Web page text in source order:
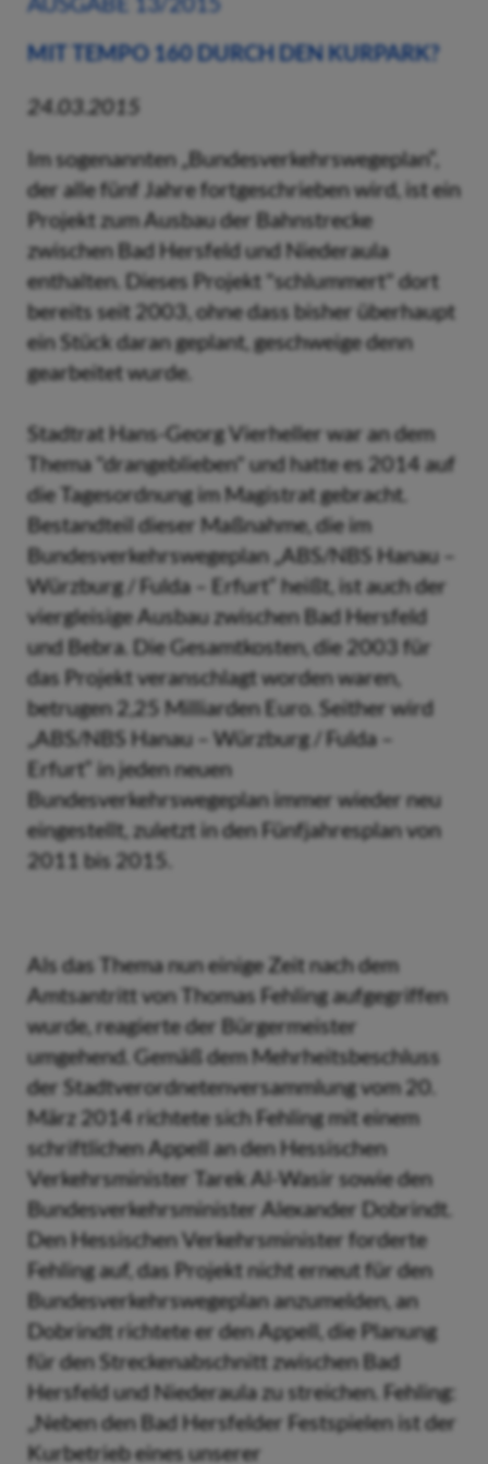
MIT TEMPO 160 DURCH DEN KURPARK?
24.03.2015
Im sogenannten „Bundesverkehrswegeplan“,
der alle fünf Jahre fortgeschrieben wird, ist ein
Projekt zum Ausbau der Bahnstrecke
zwischen Bad Hersfeld und Niederaula
enthalten. Dieses Projekt "schlummert" dort
bereits seit 2003, ohne dass bisher überhaupt
ein Stück daran geplant, geschweige denn
gearbeitet wurde.
Stadtrat Hans-Georg Vierheller war an dem
Thema "drangeblieben" und hatte es 2014 auf
die Tagesordnung im Magistrat gebracht.
Bestandteil dieser Maßnahme, die im
Bundesverkehrswegeplan „ABS/NBS Hanau –
Würzburg / Fulda – Erfurt“ heißt, ist auch der
viergleisige Ausbau zwischen Bad Hersfeld
und Bebra. Die Gesamtkosten, die 2003 für
das Projekt veranschlagt worden waren,
betrugen 2,25 Milliarden Euro. Seither wird
„ABS/NBS Hanau – Würzburg / Fulda –
Erfurt“ in jeden neuen
Bundesverkehrswegeplan immer wieder neu
eingestellt, zuletzt in den Fünfjahresplan von
2011 bis 2015.
Als das Thema nun einige Zeit nach dem
Amtsantritt von Thomas Fehling aufgegriffen
wurde, reagierte der Bürgermeister
umgehend. Gemäß dem Mehrheitsbeschluss
der Stadtverordnetenversammlung vom 20.
März 2014 richtete sich Fehling mit einem
schriftlichen Appell an den Hessischen
Verkehrsminister Tarek Al-Wasir sowie den
Bundesverkehrsminister Alexander Dobrindt.
Den Hessischen Verkehrsminister forderte
Fehling auf, das Projekt nicht erneut für den
Bundesverkehrswegeplan anzumelden, an
Dobrindt richtete er den Appell, die Planung
für den Streckenabschnitt zwischen Bad
Hersfeld und Niederaula zu streichen. Fehling:
„Neben den Bad Hersfelder Festspielen ist der
Kurbetrieb eines unserer